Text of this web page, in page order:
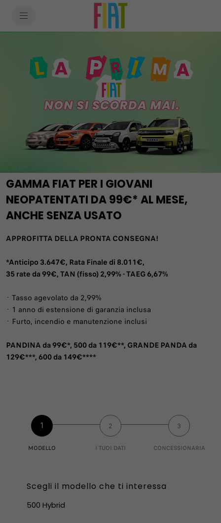
GAMMA FIAT PER I GIOVANI
NEOPATENTATI DA 99€* AL MESE,
ANCHE SENZA USATO
APPROFITTA DELLA PRONTA CONSEGNA!
*Anticipo 3.647€, Rata Finale di 8.011€,
35 rate da 99€, TAN (fisso) 2,99% - TAEG 6,67%
· Tasso agevolato da 2,99%
· 1 anno di estensione di garanzia inclusa
· Furto, incendio e manutenzione inclusi
PANDINA da 99€*, 500 da 119€**, GRANDE PANDA da
129€***, 600 da 149€****
1
MODELLO
2
I TUOI DATI
3
CONCESSIONARIA
Scegli il modello che ti interessa
500 Hybrid